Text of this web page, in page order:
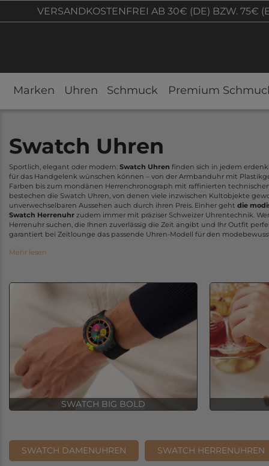
VERSANDKOSTENFREI AB 30€ (DE) BZW. 75€
Marken Uhren Schmuck Premium
Swatch Uhren
Sportlich, elegant oder modern: Swatch Uhren finden sich in jedem
für das Handgelenk wünschen können – von der Armbanduhr mit
Farben bis zum mondänen Herrenchronograph mit raffinierten
bestechen die Swatch Uhren, von denen viele inzwischen Kultobjekte
unverwechselbaren Aussehen auch durch ihren Preis. Einher geht die
Swatch Herrenuhr zudem immer mit präziser Schweizer Uhrentechnik.
Herrenuhr suchen, die Ihnen zuverlässig die Zeit angibt und Ihr Outfit
garantiert bei Zeitlounge das passende Uhren-Modell für den
Mehr lesen
SWATCH BIG BOLD
SWATCH DAMENUHREN SWATCH HERRENUHREN